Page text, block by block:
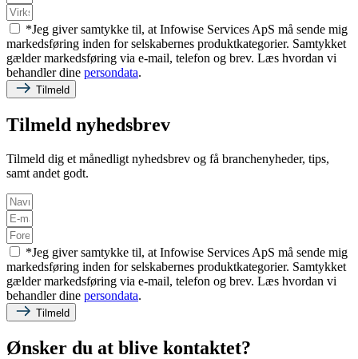
*Jeg giver samtykke til, at Infowise Services ApS må sende mig
markedsføring inden for selskabernes produktkategorier. Samtykket
gælder markedsføring via e-mail, telefon og brev. Læs hvordan vi
behandler dine persondata.
Tilmeld
Tilmeld nyhedsbrev
Tilmeld dig et månedligt nyhedsbrev og få branchenyheder, tips,
samt andet godt.
*Jeg giver samtykke til, at Infowise Services ApS må sende mig
markedsføring inden for selskabernes produktkategorier. Samtykket
gælder markedsføring via e-mail, telefon og brev. Læs hvordan vi
behandler dine persondata.
Tilmeld
Ønsker du at blive kontaktet?